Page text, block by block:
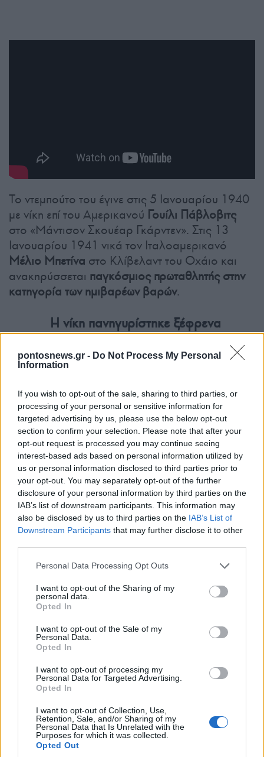
pontosnews.gr - Do Not Process My Personal
Information
If you wish to opt-out of the sale, sharing to third parties, or
processing of your personal or sensitive information for
targeted advertising by us, please use the below opt-out
section to confirm your selection. Please note that after your
opt-out request is processed you may continue seeing
interest-based ads based on personal information utilized by
us or personal information disclosed to third parties prior to
your opt-out. You may separately opt-out of the further
disclosure of your personal information by third parties on the
IAB’s list of downstream participants. This information may
also be disclosed by us to third parties on the IAB’s List of
Downstream Participants that may further disclose it to other
Please note that this website/app uses one or more Google
not limited to your visit or usage behaviour. You may click to
grant or deny consent to Google and its third-party tags to
use your data for below specified purposes in below Google
consent section.
Personal Data Processing Opt Outs
I want to opt-out of the Sharing of my
personal data.
Opted In
I want to opt-out of the Sale of my
Personal Data.
Opted In
I want to opt-out of processing my
Personal Data for Targeted Advertising.
Opted In
I want to opt-out of Collection, Use,
Retention, Sale, and/or Sharing of my
Personal Data that Is Unrelated with the
Purposes for which it was collected.
Opted Out
Το ντεμπούτο του έγινε στις 5 Ιανουαρίου 1940
με νίκη επί του Αμερικανού Γουίλι Πάβλοβιτς
στο «Μάντισον Σκουέαρ Γκάρντεν». Στις 13
Ιανουαρίου 1941 νικά τον Ιταλοαμερικανό
Μέλιο Μπετίνα στο Κλίβελαντ του Οχάιο και
ανακηρύσσεται παγκόσμιος πρωταθλητής στην
κατηγορία των ημιβαρέων βαρών.
Η νίκη πανηγυρίστηκε ξέφρενα
από τους ομογενείς, καθώς την
ίδια μέρα ο ελληνικός στρατός,
πολεμώντας του ιταλούς
φασίστες του Μουσολίνι,
βρισκόταν προ των πυλών της
Κορυτσάς.
Τελευταίος αγώνας της καριέρας του ήταν
εναντίον του ΕσθονούΆντον Ράαντικστις 18
Φεβρουαρίου 1947. Συνολικά είχε καταγράψει
53 νίκες (13 με νοκ-άουτ), 15 ήττες και 8
ισοπαλίες. Μετά την αποχώρησή του από τα
ρινγκ άνοιξε εστιατόριο στην πόλη Γενεύη του
Οχάιο, το οποίο διατήρησε για πολλά χρόνια.
(Πηγή: facebook / Anton Christoforidis –
Αντώνης Χριστoφoρίδης)